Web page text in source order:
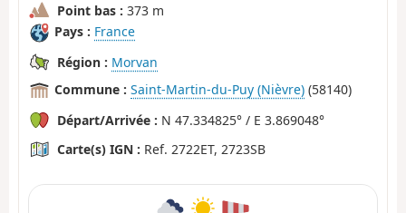
Point bas : 373 m
Pays : France
Région : Morvan
Commune : Saint-Martin-du-Puy (Nièvre) (58140)
Départ/Arrivée : N 47.334825° / E 3.869048°
Carte(s) IGN : Ref. 2722ET, 2723SB